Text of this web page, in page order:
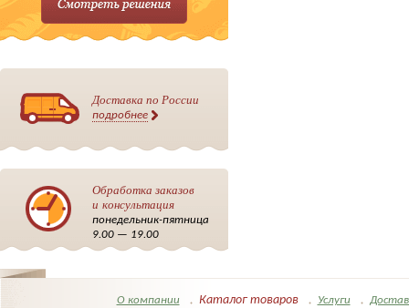
Доставка по России
подробнее
Обработка заказов
и консультация
понедельник-пятница
9.00 — 19.00
О компании Каталог товаров Услуги